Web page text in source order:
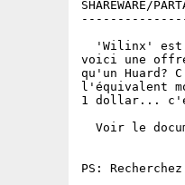
SHAREWARE/
'Wilinx'
voici une
qu'un Huard?
l'équivalent
1 dollar...
Voir le
PS: